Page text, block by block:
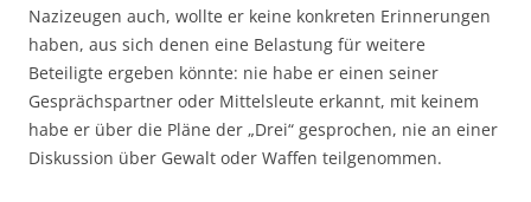
Nazizeugen auch, wollte er keine konkreten Erinnerungen
haben, aus sich denen eine Belastung für weitere
Beteiligte ergeben könnte: nie habe er einen seiner
Gesprächspartner oder Mittelsleute erkannt, mit keinem
habe er über die Pläne der „Drei“ gesprochen, nie an einer
Diskussion über Gewalt oder Waffen teilgenommen.